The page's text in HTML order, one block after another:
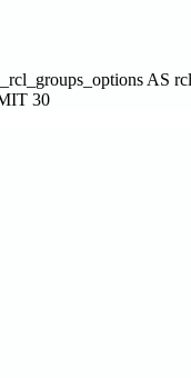
AS
30